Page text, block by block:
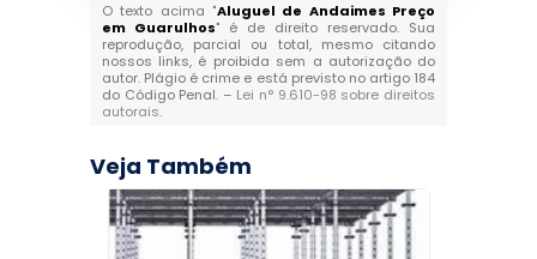
O texto acima "Aluguel de Andaimes Preço
em Guarulhos" é de direito reservado. Sua
reprodução, parcial ou total, mesmo citando
nossos links, é proibida sem a autorização do
autor. Plágio é crime e está previsto no artigo 184
do Código Penal. – Lei n° 9.610-98 sobre direitos
autorais.
Veja Também